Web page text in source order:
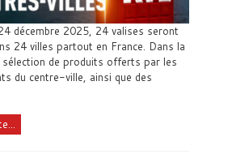
décembre 2025, 24 valises seront
24 villes partout en France. Dans la
sélection de produits offerts par les
du centre-ville, ainsi que des